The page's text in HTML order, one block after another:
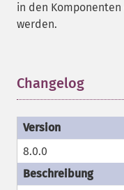
in den
werden.
Changelog
8.0.0